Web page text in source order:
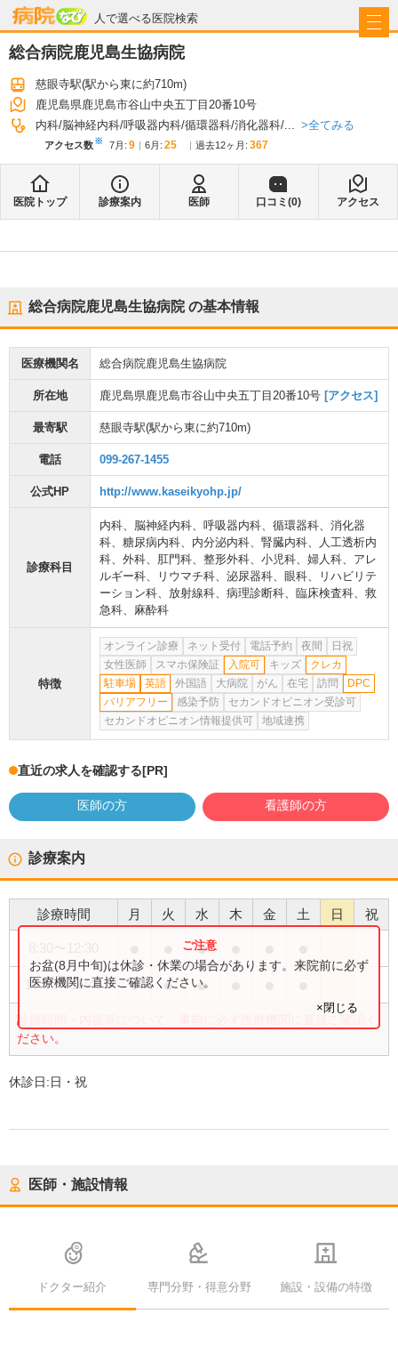
人で選べる医院検索
病院なび
総合病院鹿児島生協病院
慈眼寺駅(駅から東に約710m)
鹿児島県鹿児島市谷山中央五丁目20番10号
内科 脳神経内科 呼吸器内科 循環器科 消化器科 ... 全てみる
アクセス数※ 7月 : 9 6月 : 25 過去12ヶ月: 367
医院トップ 診療案内 医師 口コミ(0) アクセス
総合病院鹿児島生協病院の基本情報
医療機関名 総合病院鹿児島生協病院
所在地 鹿児島県鹿児島市谷山中央五丁目20番10号 [アクセス]
最寄駅 慈眼寺駅(駅から東に約710m)
電話 099-267-1455
公式HP http://www.kaseikyohp.jp/
診療科目
内科、 脳神経内科、 呼吸器内科、 循環器科、 消化器
科、 糖尿病内科、 内分泌内科、 腎臓内科、
人工透析内
科、 外科、 肛門科、 整形外科、 小児科、 婦人科、 アレ
ルギー科、 リウマチ科、 泌尿器科、 眼科、
リハビリテ
ーション科、 放射線科、 病理診断科、 臨床検査科、 救
急科、 麻酔科
特徴
オンライン診療 ネット受付 電話予約 夜間
日祝
女性医師
スマホ保険証 入院可 キッズ
クレカ
駐車場
英語 外国語 大病院 がん 在宅 訪問
DPC
バリアフリー
感染予防
セカンドオピニオン受診可
セカンドオピニオン情報提供可
地域連携
直近の求人を確認する[PR]
医師の方 看護師の方
診療案内
診療時間 月 火 水 木 金 土 日 祝
●
13:45〜16:45 ● ● ●
診療時間・内容等について、事前に必ず医療機関に直接ご確認く
ださい。
お盆(8月中旬)は休診・休業の場合があります。来院前に必ず
医療機関に直接ご確認ください。
×閉じる
休診日:日・祝
医師・施設情報
ドクター紹介 専門分野・得意分野 施設・設備の特徴